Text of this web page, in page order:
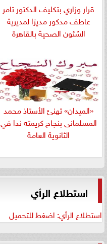
قرار وزاري بتكليف الدكتور تامر
عاطف مدكور مديرًا لمديرية
الشئون الصحية بالقاهرة
«الميدان» تهنئ الأستاذ محمد
المسلمانى بنجاح كريمته ندا في
الثانوية العامة
استطلاع الرأي
استطلاع الرأي: اضغط للتحميل